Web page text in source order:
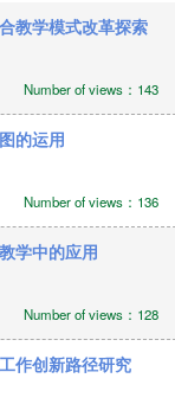
教学模式改革探索
Number of views：143
的运用
Number of views：136
学中的应用
Number of views：128
作创新路径研究